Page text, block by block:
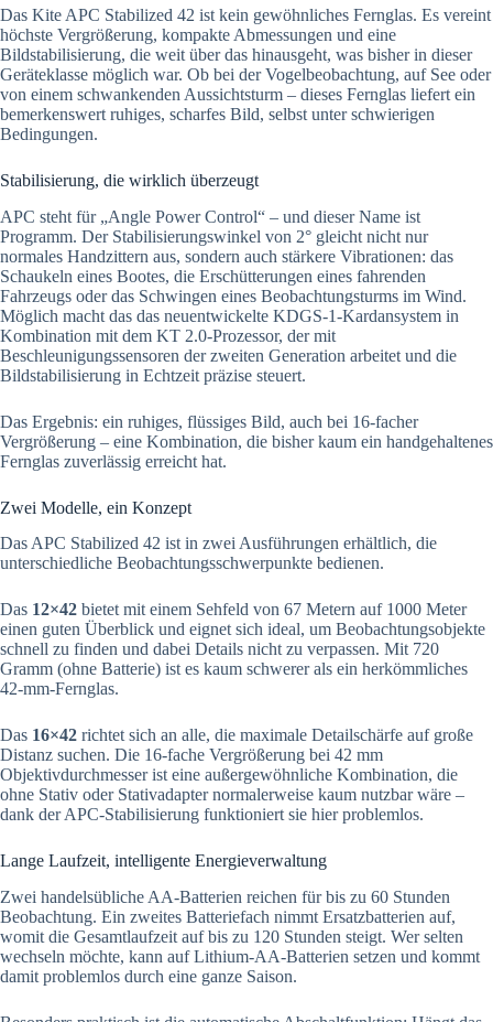
Das Kite APC Stabilized 42 ist kein gewöhnliches Fernglas. Es vereint
höchste Vergrößerung, kompakte Abmessungen und eine
Bildstabilisierung, die weit über das hinausgeht, was bisher in dieser
Geräteklasse möglich war. Ob bei der Vogelbeobachtung, auf See oder
von einem schwankenden Aussichtsturm – dieses Fernglas liefert ein
bemerkenswert ruhiges, scharfes Bild, selbst unter schwierigen
Bedingungen.
Stabilisierung, die wirklich überzeugt
APC steht für „Angle Power Control“ – und dieser Name ist
Programm. Der Stabilisierungswinkel von 2° gleicht nicht nur
normales Handzittern aus, sondern auch stärkere Vibrationen: das
Schaukeln eines Bootes, die Erschütterungen eines fahrenden
Fahrzeugs oder das Schwingen eines Beobachtungsturms im Wind.
Möglich macht das das neuentwickelte KDGS-1-Kardansystem in
Kombination mit dem KT 2.0-Prozessor, der mit
Beschleunigungssensoren der zweiten Generation arbeitet und die
Bildstabilisierung in Echtzeit präzise steuert.
Das Ergebnis: ein ruhiges, flüssiges Bild, auch bei 16-facher
Vergrößerung – eine Kombination, die bisher kaum ein handgehaltenes
Fernglas zuverlässig erreicht hat.
Zwei Modelle, ein Konzept
Das APC Stabilized 42 ist in zwei Ausführungen erhältlich, die
unterschiedliche Beobachtungsschwerpunkte bedienen.
Das 12×42 bietet mit einem Sehfeld von 67 Metern auf 1000 Meter
einen guten Überblick und eignet sich ideal, um Beobachtungsobjekte
schnell zu finden und dabei Details nicht zu verpassen. Mit 720
Gramm (ohne Batterie) ist es kaum schwerer als ein herkömmliches
42-mm-Fernglas.
Das 16×42 richtet sich an alle, die maximale Detailschärfe auf große
Distanz suchen. Die 16-fache Vergrößerung bei 42 mm
Objektivdurchmesser ist eine außergewöhnliche Kombination, die
ohne Stativ oder Stativadapter normalerweise kaum nutzbar wäre –
dank der APC-Stabilisierung funktioniert sie hier problemlos.
Lange Laufzeit, intelligente Energieverwaltung
Zwei handelsübliche AA-Batterien reichen für bis zu 60 Stunden
Beobachtung. Ein zweites Batteriefach nimmt Ersatzbatterien auf,
womit die Gesamtlaufzeit auf bis zu 120 Stunden steigt. Wer selten
wechseln möchte, kann auf Lithium-AA-Batterien setzen und kommt
damit problemlos durch eine ganze Saison.